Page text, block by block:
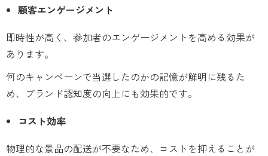
顧客エンゲージメント
即時性が高く、参加者のエンゲージメントを高める効果が
あります。
何のキャンペーンで当選したのかの記憶が鮮明に残るた
め、ブランド認知度の向上にも効果的です。
コスト効率
物理的な景品の配送が不要なため、コストを抑えることが